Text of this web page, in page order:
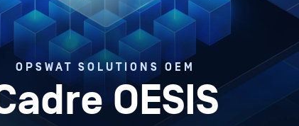
OPSWAT SOLUTIONS OEM
OESIS